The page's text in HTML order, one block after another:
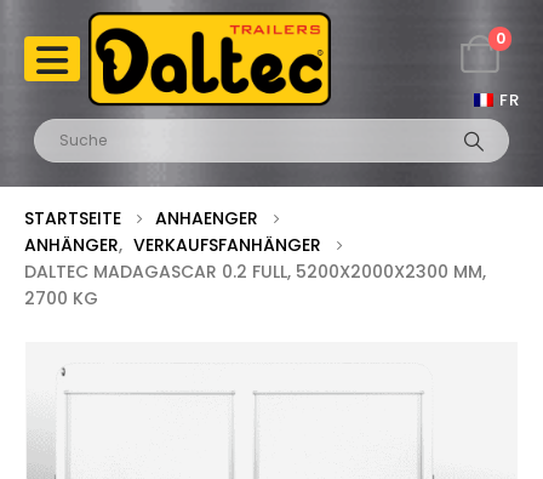
FR
0
STARTSEITE
ANHAENGER
ANHÄNGER, VERKAUFSFANHÄNGER
DALTEC MADAGASCAR 0.2 FULL, 5200X2000X2300 MM,
2700 KG